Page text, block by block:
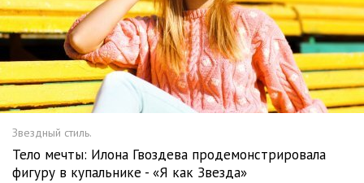
Звездный стиль.
Тело мечты: Илона Гвоздева продемонстрировала
фигуру в купальнике - «Я как Звезда»